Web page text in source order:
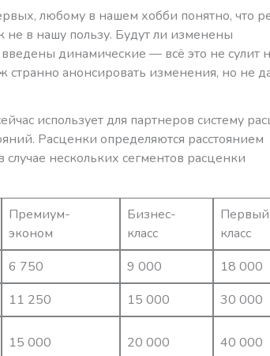
любому в нашем хобби понятно, что
в нашу пользу. Будут ли изменены
динамические — всё это не сулит
странно анонсировать изменения, но не
использует для партнеров систему
Расценки определяются расстоянием
случае нескольких сегментов расценки
Премиум-
эконом
Бизнес-
класс
Первый
класс
6 750 9 000
18 000
11 250 15 000
30 000
15 000 20 000 40 000